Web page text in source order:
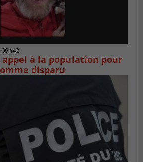
appel à la population pour
disparu